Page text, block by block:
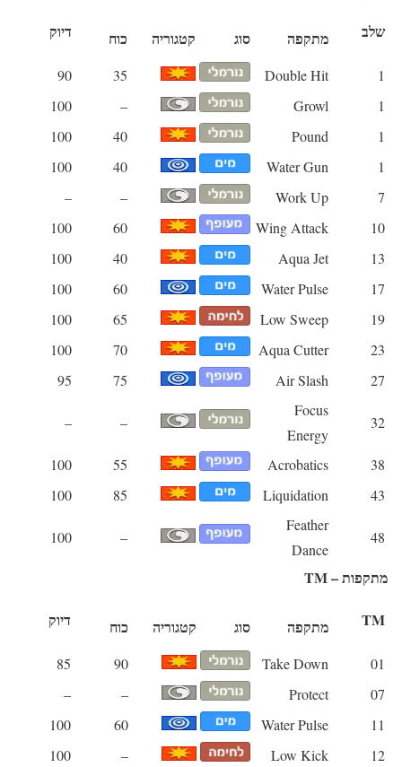
שלב מתקפה סוג קטגוריה כוח דיוק
1
Double Hit
35
90
1
Growl
–
100
1
Pound
40
100
1
Water Gun
40
100
7
Work Up
–
–
10
Wing Attack
60
100
13
Aqua Jet
40
100
17
Water Pulse
60
100
19
Low Sweep
65
100
23
Aqua Cutter
70
100
27
Air Slash
75
95
32
Focus
Energy
–
–
38
Acrobatics
55
100
43
Liquidation
85
100
48
Feather
Dance
–
100
מתקפות – TM
TM מתקפה סוג קטגוריה כוח דיוק
01
Take Down
90
85
07
Protect
–
–
11
Water Pulse
60
100
12
Low Kick
–
100